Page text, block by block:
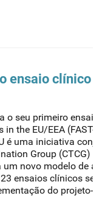
ensaio clínico
o seu primeiro
the EU/EEA
é uma iniciativa
Group (CTCG)
um novo modelo de
ensaios clínicos
do projeto-